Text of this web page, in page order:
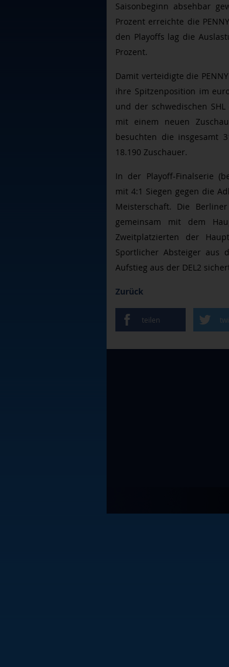
Saisonbeginn absehbar
Prozent erreichte die
den Playoffs lag die
Prozent.
Damit verteidigte die
ihre Spitzenposition im
und der schwedischen
mit einem neuen
besuchten die insgesamt
18.190 Zuschauer.
In der Playoff-Finalserie
mit4:1 Siegen gegen die
Meisterschaft. Die
gemeinsam mit dem
Zweitplatzierten der
Sportlicher Absteiger aus
Aufstieg aus der DEL2
Zurück
teilen